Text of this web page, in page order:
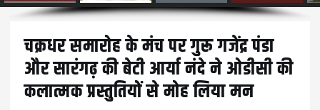
चक्रधर समारोह के मंच पर गुरू गजेंद्र पंडा
और सारंगढ़ की बेटी आर्या नंदे ने ओडीसी की
कलात्मक प्रस्तुतियों से मोह लिया मन